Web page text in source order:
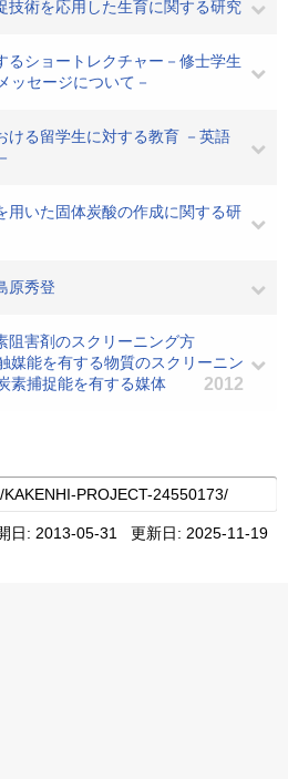
技術を応用した生育に関する研究
るショートレクチャー－修士学生
ッセージについて－
ける留学生に対する教育 －英語
用いた固体炭酸の作成に関する研
原秀登
阻害剤のスクリーニング方
媒能を有する物質のスクリーニン
素捕捉能を有する媒体
2012
日: 2013-05-31 更新日: 2025-11-19